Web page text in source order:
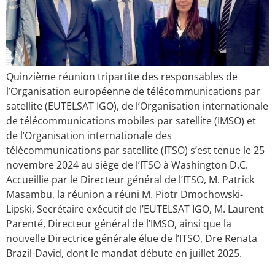
Quinzième réunion tripartite des responsables de
l’Organisation européenne de télécommunications par
satellite (EUTELSAT IGO), de l’Organisation internationale
de télécommunications mobiles par satellite (IMSO) et
de l’Organisation internationale des
télécommunications par satellite (ITSO) s’est tenue le 25
novembre 2024 au siège de l’ITSO à Washington D.C.
Accueillie par le Directeur général de l’ITSO, M. Patrick
Masambu, la réunion a réuni M. Piotr Dmochowski-
Lipski, Secrétaire exécutif de l’EUTELSAT IGO, M. Laurent
Parenté, Directeur général de l’IMSO, ainsi que la
nouvelle Directrice générale élue de l’ITSO, Dre Renata
Brazil-David, dont le mandat débute en juillet 2025.